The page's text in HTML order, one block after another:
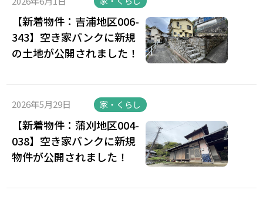
【新着物件：吉浦地区006-
343】空き家バンクに新規
の土地が公開されました！
2026年5月29日 家・くらし
【新着物件：蒲刈地区004-
038】空き家バンクに新規
物件が公開されました！